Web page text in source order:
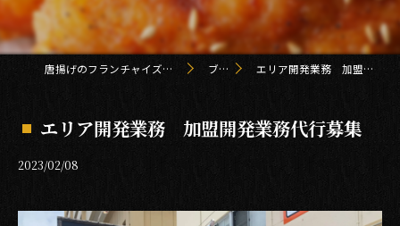
唐揚げのフランチャイズ「からあげ鶏 kei」 ブログ エリア開発業務 加盟開発業務代行募集
エリア開発業務 加盟開発業務代行募集
2023/02/08